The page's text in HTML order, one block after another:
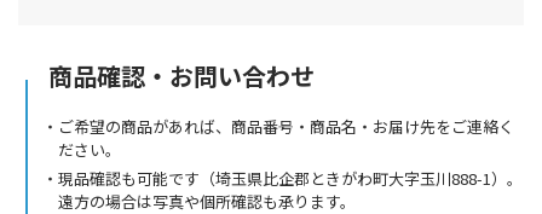
商品確認・お問い合わせ
ご希望の商品があれば、商品番号・商品名・お届け先をご連絡く
ださい。
現品確認も可能です（埼玉県比企郡ときがわ町大字玉川888-1）。
遠方の場合は写真や個所確認も承ります。